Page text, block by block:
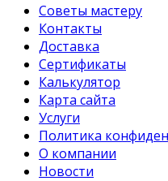
Советы мастеру
Контакты
Доставка
Сертификаты
Калькулятор
Карта сайта
Услуги
Политика
О компании
Новости